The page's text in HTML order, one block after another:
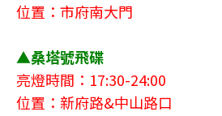
位置：市府南大門
▲桑塔號飛碟
亮燈時間：17:30-24:00
位置：新府路&中山路口